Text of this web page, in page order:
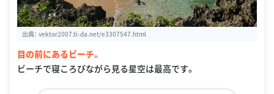
出典： vektor2007.ti-da.net/e3307547.html
目の前にあるビーチ。
ビーチで寝ころびながら見る星空は最高です。